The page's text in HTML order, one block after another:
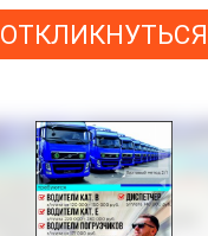
ОТКЛИКНУТЬСЯ